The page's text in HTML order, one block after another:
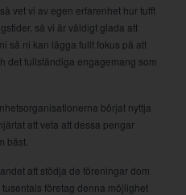
vet vi av egen erfarenhet hur tufft
så vi är väldigt glada att
så ni kan lägga fullt fokus på att
det fullständiga engagemang som
börjat nyttja
att veta att dessa pengar
bäst.
att stödja de föreningar dom
företag denna möjlighet